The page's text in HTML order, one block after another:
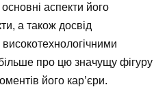
аспекти його
а також досвід
про цю значущу фігуру
його кар’єри.